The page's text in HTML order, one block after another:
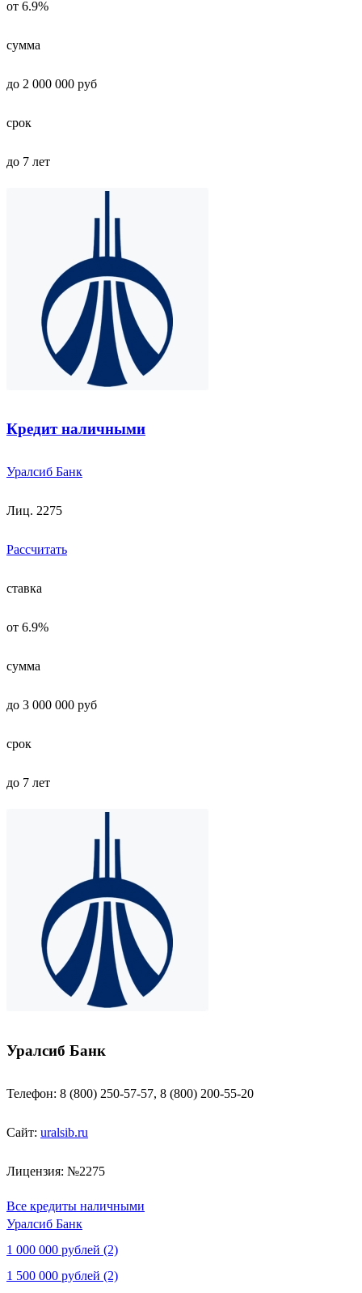
от 6.9%
сумма
до 2 000 000 руб
срок
до 7 лет
Кредит наличными
Уралсиб Банк
Лиц. 2275
Рассчитать
ставка
от 6.9%
сумма
до 3 000 000 руб
срок
до 7 лет
Уралсиб Банк
Телефон: 8 (800) 250-57-57, 8 (800) 200-55-20
Сайт: uralsib.ru
Лицензия: №2275
Все кредиты наличными
Уралсиб Банк
1 000 000 рублей (2)
1 500 000 рублей (2)